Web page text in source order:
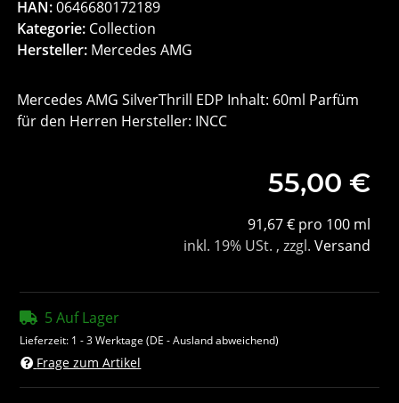
HAN:0646680172189
Kategorie: Collection
Hersteller: Mercedes AMG
Mercedes AMG SilverThrill EDP Inhalt: 60ml Parfüm
für den Herren Hersteller: INCC
55,00 €
91,67 € pro 100 ml
inkl. 19% USt. , zzgl. Versand
5 Auf Lager
Lieferzeit: 1 - 3 Werktage(DE - Ausland abweichend)
Frage zum Artikel